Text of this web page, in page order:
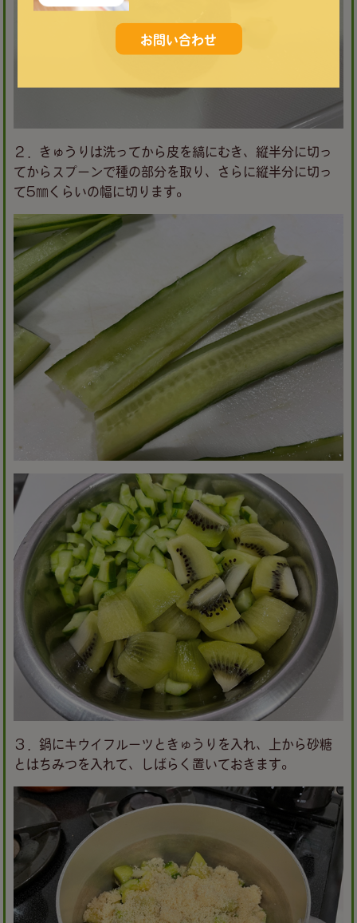
２．きゅうりは洗ってから皮を縞にむき、縦半分に切っ
てからスプーンで種の部分を取り、さらに縦半分に切っ
て5㎜くらいの幅に切ります。
３．鍋にキウイフルーツときゅうりを入れ、上から砂糖
とはちみつを入れて、しばらく置いておきます。
お問い合わせ